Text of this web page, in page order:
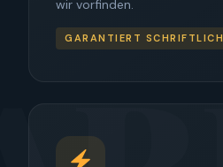
wir vorfinden.
GARANTIERT SCHRIFTLICH